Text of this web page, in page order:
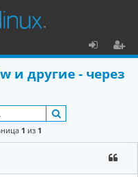
а
и другие - через
1 из 1